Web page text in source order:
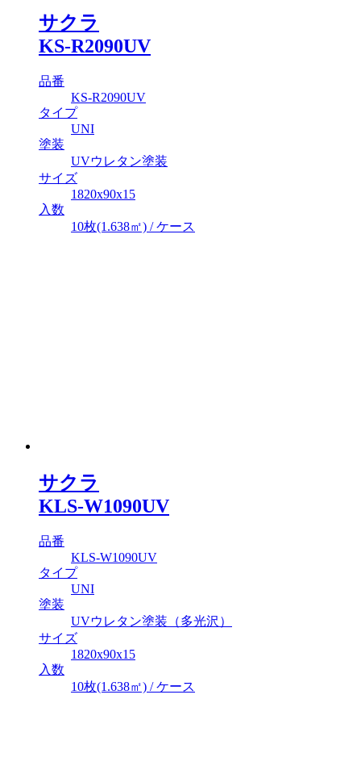
サクラ
KS-R2090UV
品番
KS-R2090UV
タイプ
UNI
塗装
UVウレタン塗装
サイズ
1820x90x15
入数
10枚(1.638㎡) / ケース
サクラ
KLS-W1090UV
品番
KLS-W1090UV
タイプ
UNI
塗装
UVウレタン塗装（多光沢）
サイズ
1820x90x15
入数
10枚(1.638㎡) / ケース